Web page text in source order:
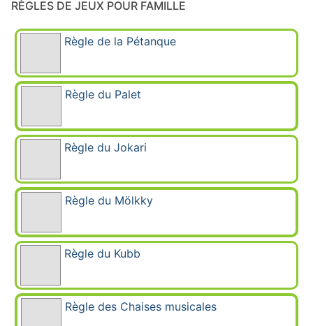
RÈGLES DE JEUX POUR FAMILLE
Règle de la Pétanque
Règle du Palet
Règle du Jokari
Règle du Mölkky
Règle du Kubb
Règle des Chaises musicales